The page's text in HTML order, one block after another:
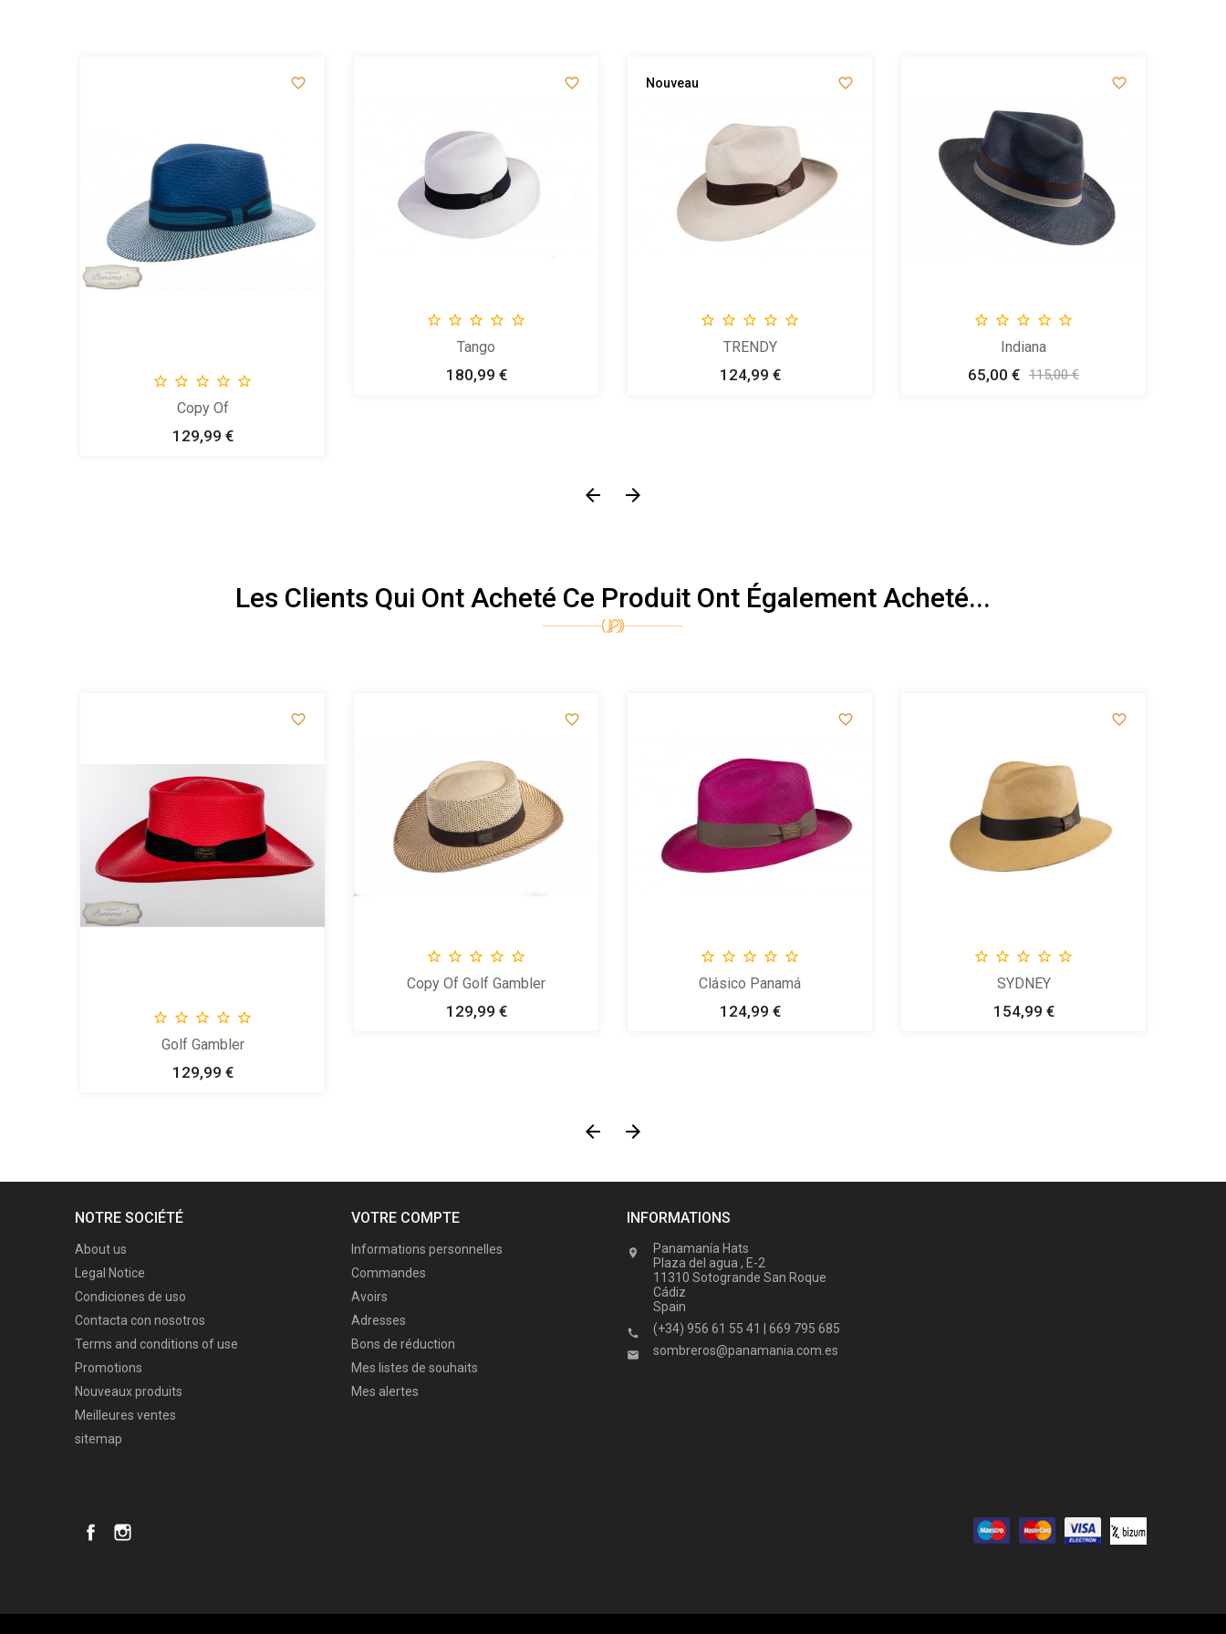

    
Copy Of
Prix
129,99 €

    
Tango
Prix
180,99 €

    
TRENDY
Prix
124,99 €
Nouveau 
    
Indiana
Prix
65,00 €
Prix
115,00 €
 
Les Clients Qui Ont Acheté Ce Produit Ont Également Acheté...

    
Golf Gambler
Prix
129,99 €

    
Copy Of Golf Gambler
Prix
129,99 €

    
Clásico Panamá
Prix
124,99 €

    
SYDNEY
Prix
154,99 €
 
NOTRE SOCIÉTÉ
About us
Legal Notice
Condiciones de uso
Contacta con nosotros
Terms and conditions of use
Promotions
Nouveaux produits
Meilleures ventes
sitemap
VOTRE COMPTE
Informations personnelles
Commandes
Avoirs
Adresses
Bons de réduction
Mes listes de souhaits
Mes alertes
INFORMATIONS

Panamanía Hats
Plaza del agua , E-2
11310 Sotogrande San Roque
Cádiz
Spain
 (+34) 956 61 55 41 | 669 795 685
 sombreros@panamania.com.es